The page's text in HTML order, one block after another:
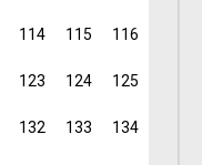
114 115 116
123 124 125
132 133 134